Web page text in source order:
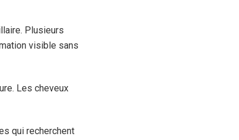
Plusieurs
visible sans
Les cheveux
qui recherchent